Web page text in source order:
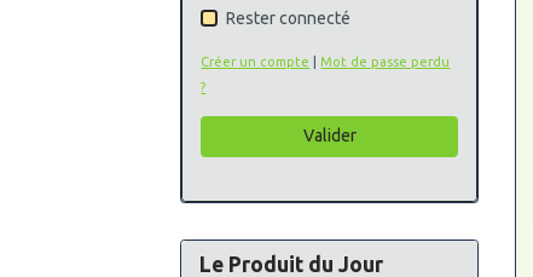
Rester connecté
Créer un compte
Mot de passe perdu
?
Valider
Le Produit du Jour